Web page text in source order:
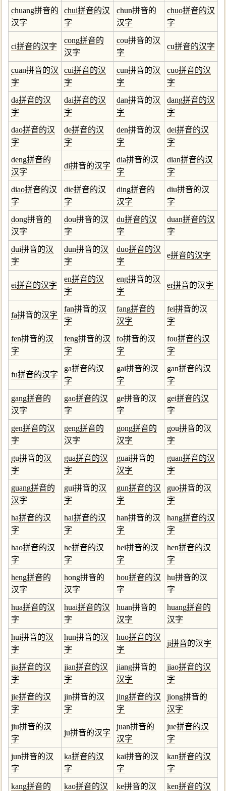
chuang拼音的
汉字
chui拼音的汉
字
chun拼音的
汉字
chuo拼音的汉
字
ci拼音的汉字
cong拼音的
汉字
cou拼音的汉
字
cu拼音的汉字
cuan拼音的汉
字
cui拼音的汉
字
cun拼音的汉
字
cuo拼音的汉
字
da拼音的汉
字
dai拼音的汉
字
dan拼音的汉
字
dang拼音的汉
字
dao拼音的汉
字
de拼音的汉
字
den拼音的汉
字
dei拼音的汉
字
deng拼音的
汉字
di拼音的汉字
dia拼音的汉
字
dian拼音的汉
字
diao拼音的汉
字
die拼音的汉
字
ding拼音的
汉字
diu拼音的汉
字
dong拼音的
汉字
dou拼音的汉
字
du拼音的汉
字
duan拼音的汉
字
dui拼音的汉
字
dun拼音的汉
字
duo拼音的汉
字
e拼音的汉字
ei拼音的汉字
en拼音的汉
字
eng拼音的汉
字
er拼音的汉字
fa拼音的汉字
fan拼音的汉
字
fang拼音的
汉字
fei拼音的汉
字
fen拼音的汉
字
feng拼音的汉
字
fo拼音的汉
字
fou拼音的汉
字
fu拼音的汉字
ga拼音的汉
字
gai拼音的汉
字
gan拼音的汉
字
gang拼音的
汉字
gao拼音的汉
字
ge拼音的汉
字
gei拼音的汉
字
gen拼音的汉
字
geng拼音的
汉字
gong拼音的
汉字
gou拼音的汉
字
gu拼音的汉
字
gua拼音的汉
字
guai拼音的
汉字
guan拼音的汉
字
guang拼音的
汉字
gui拼音的汉
字
gun拼音的汉
字
guo拼音的汉
字
ha拼音的汉
字
hai拼音的汉
字
han拼音的汉
字
hang拼音的汉
字
hao拼音的汉
字
he拼音的汉
字
hei拼音的汉
字
hen拼音的汉
字
heng拼音的
汉字
hong拼音的
汉字
hou拼音的汉
字
hu拼音的汉
字
hua拼音的汉
字
huai拼音的汉
字
huan拼音的
汉字
huang拼音的
汉字
hui拼音的汉
字
hun拼音的汉
字
huo拼音的汉
字
ji拼音的汉字
jia拼音的汉
字
jian拼音的汉
字
jiang拼音的
汉字
jiao拼音的汉
字
jie拼音的汉
字
jin拼音的汉
字
jing拼音的汉
字
jiong拼音的
汉字
jiu拼音的汉
字
ju拼音的汉字
juan拼音的
汉字
jue拼音的汉
字
jun拼音的汉
字
ka拼音的汉
字
kai拼音的汉
字
kan拼音的汉
字
kang拼音的
kao拼音的汉
ke拼音的汉
ken拼音的汉